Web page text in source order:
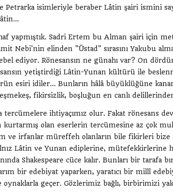
Petrarka isimleriyle beraber Lâtin şairi ismini
yapmıştık. Sadri Ertem bu Alman şairi için
Nebi'nin elinden "Üstad" sırasını Yakubu
ediyor. Rönesansın ne günahı var? On
yetiştirdiği Lâtin-Yunan kültürü ile
esiri idiler... Bunların hâlâ büyüklüğüne
fikirsizlik, boşluğun en canlı
tercümelere ihtiyaçımız olur. Fakat rönesans
kurtarmış olan eserlerin tercümesine az çok
ve irfanlar müreffeh olanların bile fikirleri bize
Lâtin ve Yunan ediplerine, mütefekkirlerine
Shakespeare cüce kalır. Bunları bir tarafa
bir edebiyat yaparken, yaratıcı bir millî
geçer. Gözlerimiz bağlı, birbirimizi